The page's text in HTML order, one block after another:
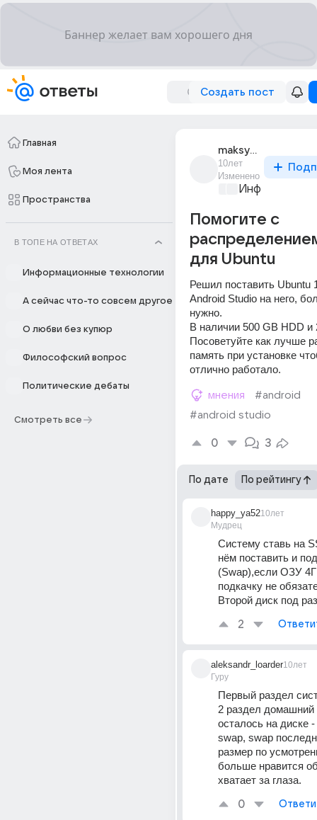
Создать пост
Главная
Моя лента
Пространства
В ТОПЕ НА ОТВЕТАХ
Информационные технологии
А сейчас что-то совсем другое
О любви без купюр
Философский вопрос
Политические дебаты
Смотреть все
maksym_motruk
10лет
Изменено
Помогите с
для Ubuntu
Решил поставить Ubuntu
Android Studio на него,
нужно.
В наличии 500 GB HDD и
Посоветуйте как лучше
память при установке
отлично работало.
мнения
#android
#android studio
0 3
По дате По рейтингу
happy_ya52
Мудрец
10лет
Систему ставь на
нём поставить и
(Swap),если ОЗУ
подкачку не
Второй диск под
2
aleksandr_loarder
Гуру
10лет
Первый раздел
2 раздел домашний
осталось на диске
swap, swap
размер по
больше нравится
хватает за глаза.
0